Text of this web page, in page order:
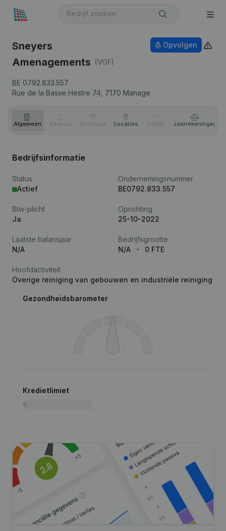
Sneyers
Amenagements (VOF)
BE 0792.833.557
Rue de la Basse Hestre 74, 7170 Manage
Opvolgen
Algemeen Bestuur Structuur Locaties Tijdlijn Jaar­rekeningen
Bedrijfsinformatie
Status
Actief
Ondernemingsnummer
BE0792.833.557
Btw-plicht
Ja
Oprichting
25-10-2022
Laatste balansjaar
N/A
Bedrijfsgrootte
N/A
0 FTE
Hoofdactiviteit
Overige reiniging van gebouwen en industriële reiniging
Gezondheidsbarometer
Kredietlimiet